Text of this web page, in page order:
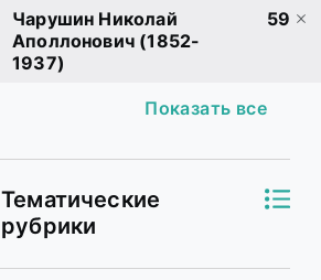
Чарушин Николай
Аполлонович (1852-
1937)
59
Показать все
Тематические
рубрики